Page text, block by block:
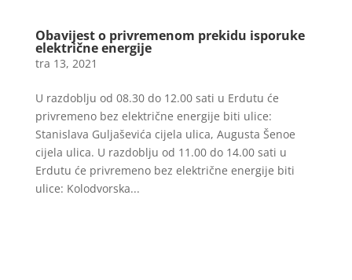
Obavijest o privremenom prekidu isporuke
električne energije
tra 13, 2021
U razdoblju od 08.30 do 12.00 sati u Erdutu će
privremeno bez električne energije biti ulice:
Stanislava Guljaševića cijela ulica, Augusta Šenoe
cijela ulica. U razdoblju od 11.00 do 14.00 sati u
Erdutu će privremeno bez električne energije biti
ulice: Kolodvorska...